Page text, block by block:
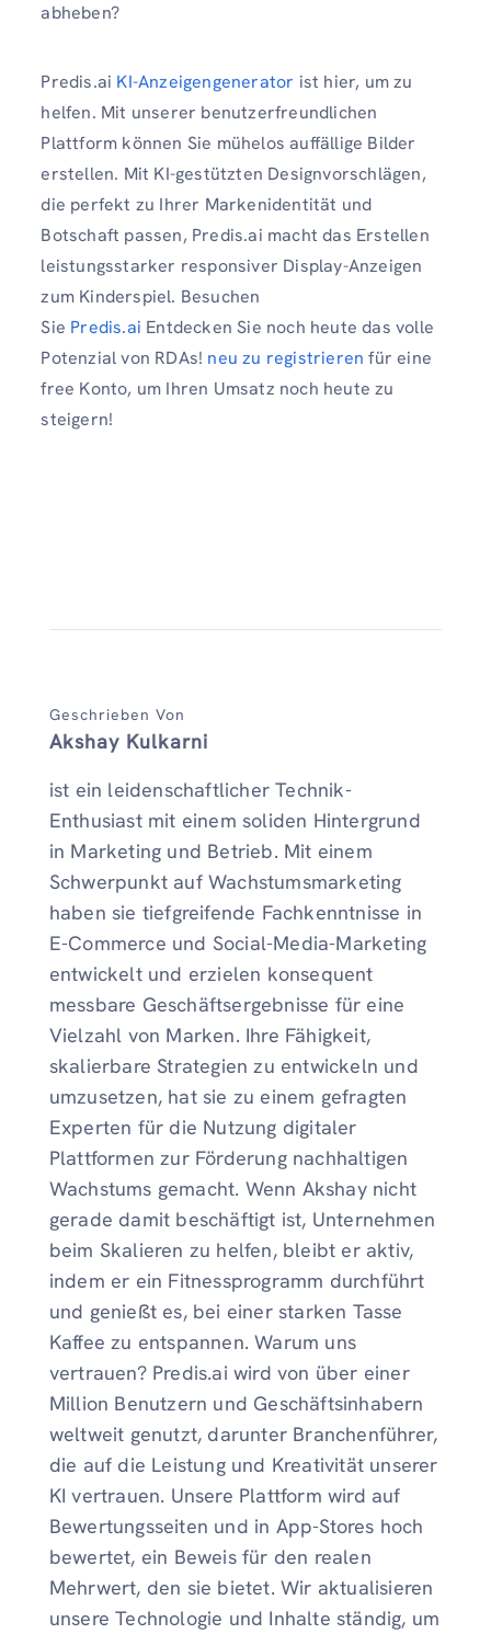
abheben?
Predis.ai KI-Anzeigengenerator ist hier, um zu
helfen. Mit unserer benutzerfreundlichen
Plattform können Sie mühelos auffällige Bilder
erstellen. Mit KI-gestützten Designvorschlägen,
die perfekt zu Ihrer Markenidentität und
Botschaft passen, Predis.ai macht das Erstellen
leistungsstarker responsiver Display-Anzeigen
zum Kinderspiel. Besuchen
Sie Predis.ai Entdecken Sie noch heute das volle
Potenzial von RDAs! neu zu registrieren für eine
free Konto, um Ihren Umsatz noch heute zu
steigern!
Geschrieben Von
Akshay Kulkarni
ist ein leidenschaftlicher Technik-
Enthusiast mit einem soliden Hintergrund
in Marketing und Betrieb. Mit einem
Schwerpunkt auf Wachstumsmarketing
haben sie tiefgreifende Fachkenntnisse in
E-Commerce und Social-Media-Marketing
entwickelt und erzielen konsequent
messbare Geschäftsergebnisse für eine
Vielzahl von Marken. Ihre Fähigkeit,
skalierbare Strategien zu entwickeln und
umzusetzen, hat sie zu einem gefragten
Experten für die Nutzung digitaler
Plattformen zur Förderung nachhaltigen
Wachstums gemacht. Wenn Akshay nicht
gerade damit beschäftigt ist, Unternehmen
beim Skalieren zu helfen, bleibt er aktiv,
indem er ein Fitnessprogramm durchführt
und genießt es, bei einer starken Tasse
Kaffee zu entspannen. Warum uns
vertrauen? Predis.ai wird von über einer
Million Benutzern und Geschäftsinhabern
weltweit genutzt, darunter Branchenführer,
die auf die Leistung und Kreativität unserer
KI vertrauen. Unsere Plattform wird auf
Bewertungsseiten und in App-Stores hoch
bewertet, ein Beweis für den realen
Mehrwert, den sie bietet. Wir aktualisieren
unsere Technologie und Inhalte ständig, um